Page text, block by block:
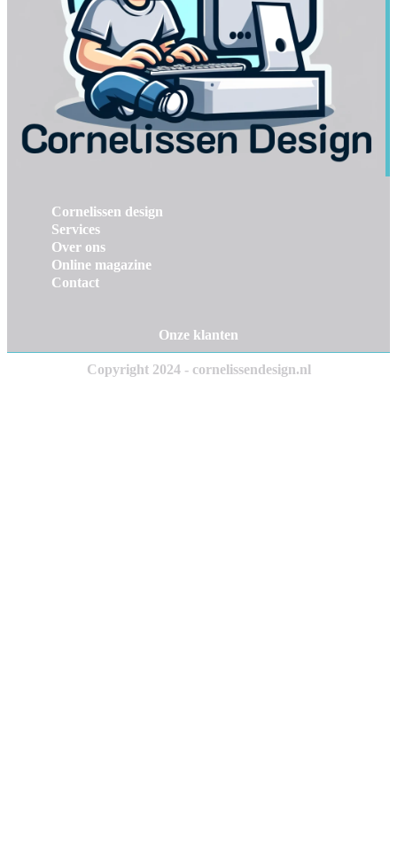
Cornelissen design
Services
Over ons
Online magazine
Contact
Onze klanten
Copyright 2024 - cornelissendesign.nl